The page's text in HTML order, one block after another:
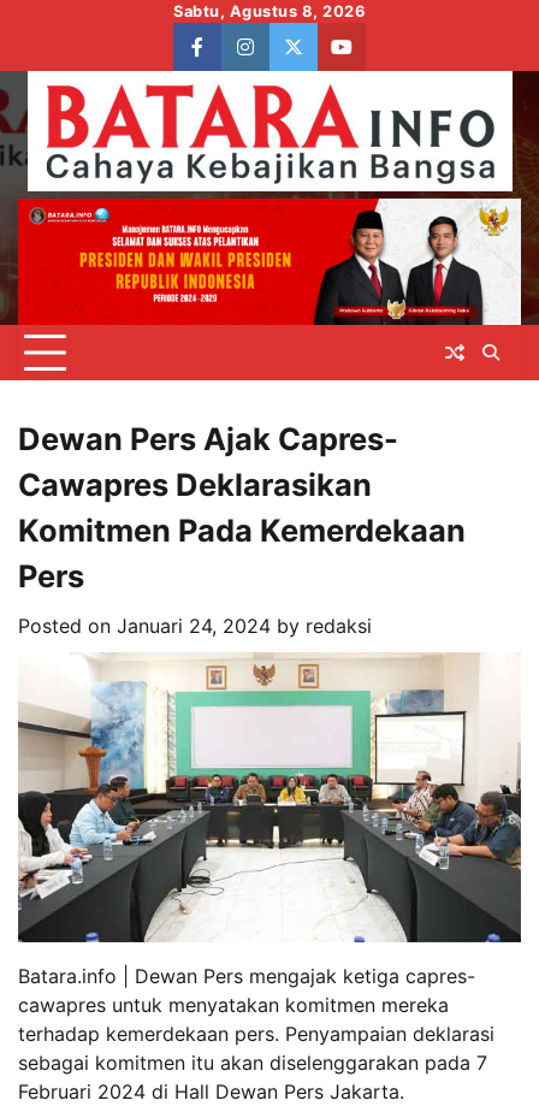
content
Sabtu, Agustus 8, 2026
facebookinstagram
twitteryoutube
Dewan Pers Ajak Capres-
Cawapres Deklarasikan
Komitmen Pada Kemerdekaan
Pers
Posted on Januari 24, 2024 by redaksi
Batara.info | Dewan Pers mengajak ketiga capres-
cawapres untuk menyatakan komitmen mereka
terhadap kemerdekaan pers. Penyampaian deklarasi
sebagai komitmen itu akan diselenggarakan pada 7
Februari 2024 di Hall Dewan Pers Jakarta.